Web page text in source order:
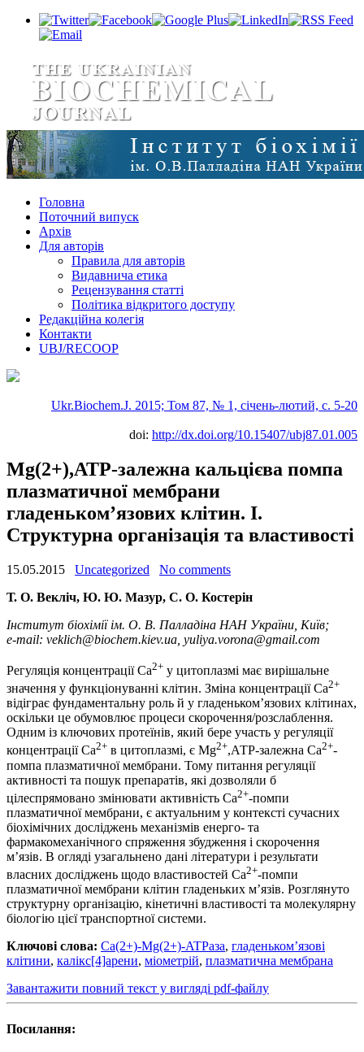
Головна
Поточний випуск
Архів
Для авторів
Правила для авторів
Видавнича етика
Рецензування статті
Політика відкритого доступу
Редакційна колегія
Контакти
UBJ/RECOOP
Ukr.Biochem.J. 2015; Том 87, № 1, січень-лютий, c. 5-20
doi: http://dx.doi.org/10.15407/ubj87.01.005
Mg(2+),ATP-залежна кальцієва помпа
плазматичної мембрани
гладеньком’язових клітин. І.
Структурна організація та властивості
15.05.2015 Uncategorized
No comments
Т. О. Векліч, Ю. Ю. Мазур, С. О. Костерін
Інститут біохімії ім. О. В. Палладіна НАН України, Київ;
e-mail: veklich@biochem.kiev.ua, yuliya.vorona@gmail.com
Регуляція концентрації Са2+ у цитоплазмі має вирішальне
значення у функціонуванні клітин. Зміна концентрації Са2+
відіграє фундаментальну роль й у гладеньком’язових клітинах,
оскільки це обумовлює процеси скорочення/розслаблення.
Одним із ключових протеїнів, який бере участь у регуляції
концентрації Са2+ в цитоплазмі, є Mg2+,АТР-залежна Са2+-
помпа плазматичної мембрани. Тому питання регуляції
активності та пошук препаратів, які дозволяли б
цілеспрямовано змінювати активність Са2+-помпи
плазматичної мембрани, є актуальним у контексті сучасних
біохімічних досліджень механізмів енерго- та
фармакомеханічного спряження збудження і скорочення
м’язів. В огляді узагальнено дані літератури і результати
власних досліджень щодо властивостей Са2+-помпи
плазматичної мембрани клітин гладеньких м’язів. Розглянуто
структурну організацію, кінетичні властивості та молекулярну
біологію цієї транспортної системи.
Ключові слова: Ca(2+)-Mg(2+)-ATPаза, гладеньком’язові
клітини, калікс[4]арени, міометрій, плазматична мембрана
Завантажити повний текст у вигляді pdf-файлу
Посилання: